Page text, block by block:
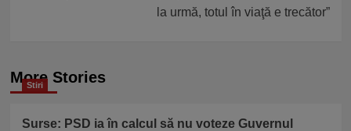
la urmă, totul în viaţă e trecător”
More Stories
Stiri
Surse: PSD ia în calcul să nu voteze Guvernul